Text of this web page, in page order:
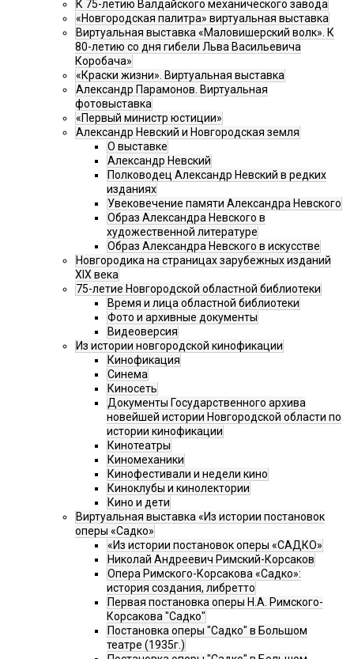
К 75-летию Валдайского механического завода
«Новгородская палитра» виртуальная выставка
Виртуальная выставка «Маловишерский волк». К
80-летию со дня гибели Льва Васильевича
Коробача»
«Краски жизни». Виртуальная выставка
Александр Парамонов. Виртуальная
фотовыставка
«Первый министр юстиции»
Александр Невский и Новгородская земля
О выставке
Александр Невский
Полководец Александр Невский в редких
изданиях
Увековечение памяти Александра Невского
Образ Александра Невского в
художественной литературе
Образ Александра Невского в искусстве
Новгородика на страницах зарубежных изданий
XIX века
75-летие Новгородской областной библиотеки
Время и лица областной библиотеки
Фото и архивные документы
Видеоверсия
Из истории новгородской кинофикации
Кинофикация
Синема
Киносеть
Документы Государственного архива
новейшей истории Новгородской области по
истории кинофикации
Кинотеатры
Киномеханики
Кинофестивали и недели кино
Киноклубы и кинолектории
Кино и дети
Виртуальная выставка «Из истории постановок
оперы «Садко»
«Из истории постановок оперы «САДКО»
Николай Андреевич Римский-Корсаков
Опера Римского-Корсакова «Садко»:
история создания, либретто
Первая постановка оперы Н.А. Римского-
Корсакова "Садко"
Постановка оперы "Садко" в Большом
театре (1935г.)